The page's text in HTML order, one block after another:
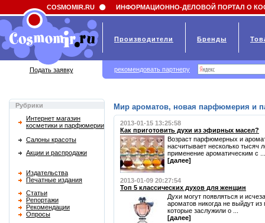
Field 'news_title' doesn't have a default value
Рубрики
Интернет магазин
косметики и парфюмерии
Салоны красоты
Акции и распродажи
Издательства
Печатные издания
Статьи
Репортажи
Рекомендации
Опросы
Мир ароматов, новая парфюмерия и
2013-01-15 13:25:58
Как приготовить духи из эфирных масел?
Возраст парфюмерных и
насчитывает несколько тысяч
применение ароматическим с ...
[далее]
2013-01-09 20:27:54
Топ 5 классических духов для женщин
Духи могут появляться и
ароматов никогда не выйдут
которые заслужили о ...
[далее]
COSMOMIR.RU ИНФОРМАЦИОННО-ДЕЛОВОЙ ПОРТАЛ О
Производители Бренды
Подать заявку рекомендовать партнеру